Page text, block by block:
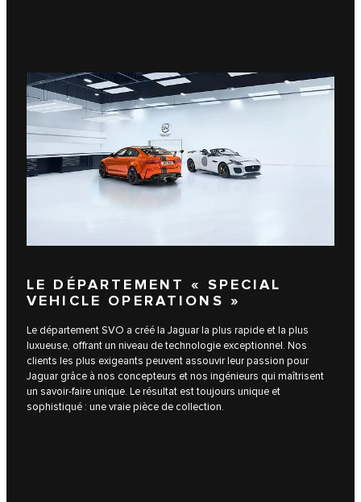
LE DÉPARTEMENT « SPECIAL
VEHICLE OPERATIONS »
Le département SVO a créé la Jaguar la plus rapide et la plus
luxueuse, offrant un niveau de technologie exceptionnel. Nos
clients les plus exigeants peuvent assouvir leur passion pour
Jaguar grâce à nos concepteurs et nos ingénieurs qui maîtrisent
un savoir-faire unique. Le résultat est toujours unique et
sophistiqué : une vraie pièce de collection.